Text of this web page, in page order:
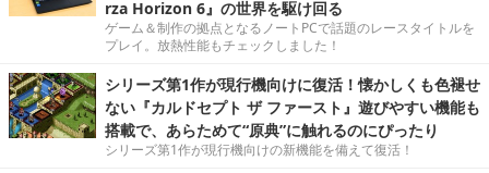
rza Horizon 6』の世界を駆け回る
ゲーム＆制作の拠点となるノートPCで話題のレースタイトルを
プレイ。放熱性能もチェックしました！
シリーズ第1作が現行機向けに復活！懐かしくも色褪せ
ない『カルドセプト ザ ファースト』遊びやすい機能も
搭載で、あらためて“原典”に触れるのにぴったり
シリーズ第1作が現行機向けの新機能を備えて復活！